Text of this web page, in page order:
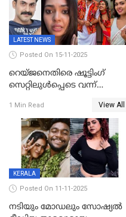
LATEST NEWS
Posted On 15-11-2025
റെയ്ജനെതിരെ ഷൂട്ടിംഗ്
സെറ്റിലുൾപ്പെടെ വന്ന്
ബിയര്‍ കുപ്പി തലയ്ക്ക് അടിച്ച്
പൊട്ടിക്കുമെന്ന്
ഭീഷണി;അശ്ലീല
മെസേജുകളും വെളിപ്പെടുത്തി
മൃദുല വിജയ്
1 Min Read View All
KERALA
Posted On 11-11-2025
നടിയും മോഡലും സോഷ്യൽ